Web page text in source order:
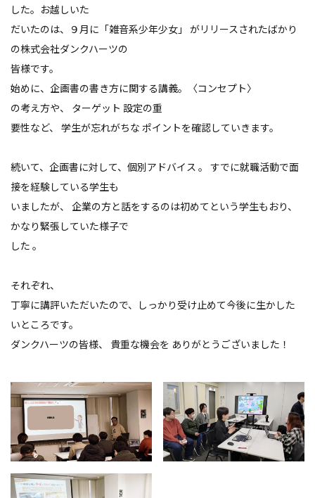
した。お越しいた
だいたのは、９月に「雑音系少年少女」 がリリースされたばかり
の株式会社ダンクハーツの
皆様です。
始めに、企画書の書き方に関する講義。〈コンセプト〉
の考え方や、 ターゲット 設定の重
要性など、 学生が忘れがちな ポイントを確認していきます。
続いて、企画書に対して、個別アドバイス 。 すでに就職活動で面
接を経験している学生も
いましたが、 企業の方と話をするのは初めてという学生もおり、
かなり緊張していた様子で
した 。
それぞれ、
丁寧に講評いただいたので、しっかり受け止めて今後に生かした
いところです。
ダンクハーツの皆様、 貴重な機会を ありがとうございました！